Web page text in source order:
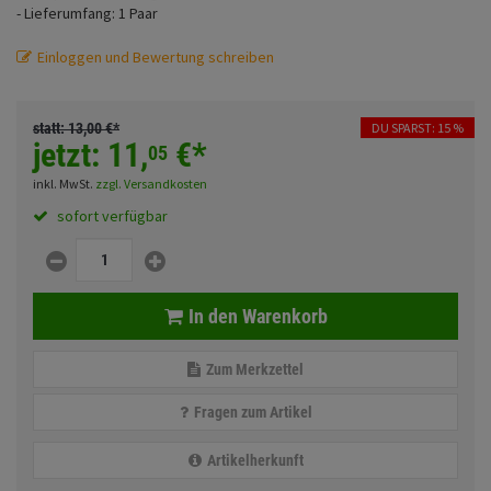
Fahrwerk
Zubehör
Anmelden | Registrieren
- Lieferumfang: 1 Paar
Einloggen und Bewertung schreiben
statt:13,00€*
jetzt: 11,05 €*
DU SPARST: 15 %
inkl. MwSt. zzgl. Versandkosten
sofort verfügbar
In den Warenkorb
Zum Merkzettel
Fragen zum Artikel
Artikelherkunft